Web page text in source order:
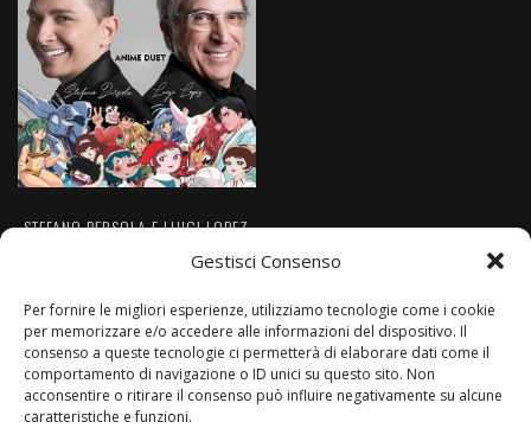
Gestisci Consenso
Per fornire le migliori esperienze, utilizziamo tecnologie come i cookie
per memorizzare e/o accedere alle informazioni del dispositivo. Il
consenso a queste tecnologie ci permetterà di elaborare dati come il
comportamento di navigazione o ID unici su questo sito. Non
acconsentire o ritirare il consenso può influire negativamente su alcune
caratteristiche e funzioni.
STEFANO BERSOLA E LUIGI LOPEZ
AGGIUNGI AL CARRELLO